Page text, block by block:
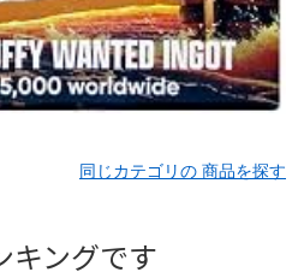
同じカテゴリの 商品を探す
キングです